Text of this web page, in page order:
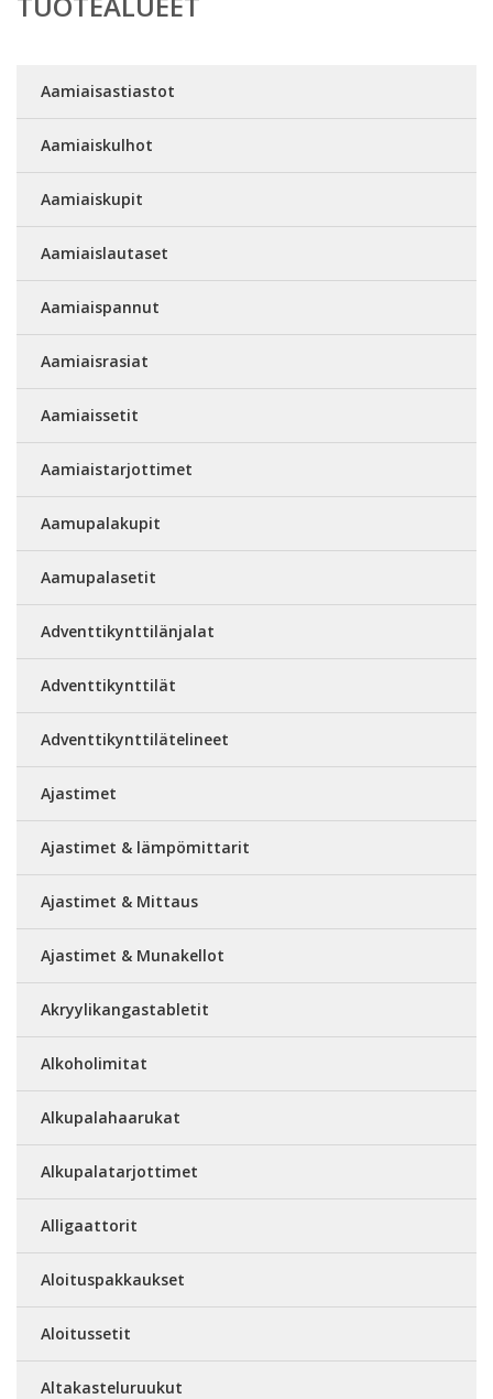
Aamiaisastiastot
Aamiaiskulhot
Aamiaiskupit
Aamiaislautaset
Aamiaispannut
Aamiaisrasiat
Aamiaissetit
Aamiaistarjottimet
Aamupalakupit
Aamupalasetit
Adventtikynttilänjalat
Adventtikynttilät
Adventtikynttilätelineet
Ajastimet
Ajastimet & lämpömittarit
Ajastimet & Mittaus
Ajastimet & Munakellot
Akryylikangastabletit
Alkoholimitat
Alkupalahaarukat
Alkupalatarjottimet
Alligaattorit
Aloituspakkaukset
Aloitussetit
Altakasteluruukut